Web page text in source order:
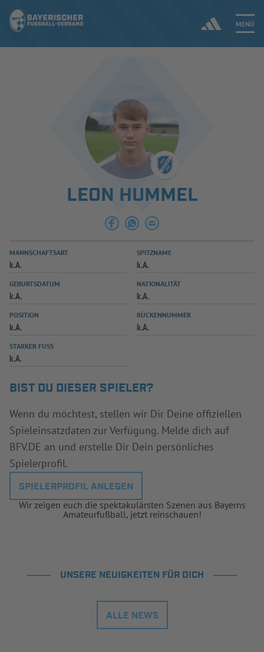
MENÜ
ERGEBNISSE & WETTBEWERBE
SPIELBETRIEB & VERBANDSLEBEN
AUSBILDUNG & FÖRDERUNG
SPIELPLUS
LEON HUMMEL
MANNSCHAFTSART
k.A.
SPITZNAME
k.A.
GEBURTSDATUM
k.A.
NATIONALITÄT
k.A.
POSITION
k.A.
RÜCKENNUMMER
k.A.
STARKER FUSS
k.A.
BIST DU DIESER SPIELER?
Wenn du möchtest, stellen wir Dir Deine offiziellen
Spieleinsatzdaten zur Verfügung. Melde dich auf
BFV.DE an und erstelle Dir Dein persönliches
Spielerprofil.
SPIELERPROFIL ANLEGEN
Wir zeigen euch die spektakulärsten Szenen aus Bayerns
Amateurfußball, jetzt reinschauen!
UNSERE NEUIGKEITEN FÜR DICH
ALLE NEWS